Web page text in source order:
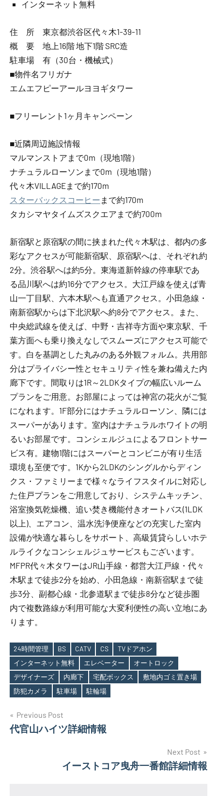
インターネット無料
住 所 東京都渋谷区代々木1-39-11
概 要 地上16階 地下1階 SRC造
駐車場 有（30台・機械式）
■物件名フリガナ
エムエフピーアールヨヨギタワー
■フリーレント1ヶ月キャンペーン
■近隣周辺施設情報
マルマンストアまで0m（現地1階）
ナチュラルローソンまで0m（現地1階）
代々木VILLAGEまで約170m
スターバックスコーヒー まで約170m
タカシマヤタイムズスクエアまで約700m
新宿駅と原宿駅の間に挟まれた代々木駅は、都内の多
彩なアクセスが可能新宿駅、原宿駅へは、それぞれ約
2分。渋谷駅へは約5分。東海道新幹線の停車駅であ
る品川駅へは約16分でアクセス。大江戸線を使えば青
山一丁目駅、六本木駅へも直通アクセス。小田急線・
南新宿駅からは下北沢駅へ約8分でアクセス。また、
中央総武線を使えば、中野・吉祥寺方面や東京駅、千
葉方面へも乗り換えなしでスムーズにアクセス可能で
す。白を基調とした丸みのある外観フォルム。共用部
分はプライバシー性とセキュリティ性を兼ね備えた内
廊下です。間取りは1R～2LDKタイプの幅広いルーム
プランをご用意。お部屋によっては神宮の花火がご覧
になれます。1F部分にはナチュラルローソン、隣には
スーパーがあります。室内はナチュラルホワイトの明
るいお部屋です。コンシェルジュによるフロントサー
ビス有。建物1階にはスーパーとコンビニが有り生活
環境も至便です。1Kから2LDKのシングルからディン
クス・ファミリーまで様々なライフスタイルに対応し
た住戸プランをご用意しており、システムキッチン、
浴室換気乾燥機、追い焚き機能付きオートバス(1LDK
以上)、エアコン、温水洗浄便座などの充実した室内
設備が快適な暮らしをサポート、高級賃貸らしいホテ
ルライクなコンシェルジュサービスもございます。
MFPR代々木タワーはJR山手線・都営大江戸線・代々
木駅まで徒歩2分を始め、小田急線・南新宿駅まで徒
歩3分、副都心線・北参道駅まで徒歩8分など徒歩圏
内で複数路線が利用可能な大変利便性の高い立地にあ
ります。
Tags
24時間管理 BS CATV CS
TVドアホン
インターネット無料
エレベーター
オートロック
デザイナーズ
内廊下 宅配ボックス
敷地内ゴミ置き場
防犯カメラ
駐車場 駐輪場
投
稿
Previous Post
代官山ハイツ詳細情報
Next Post
イーストコア曳舟一番館詳細情報